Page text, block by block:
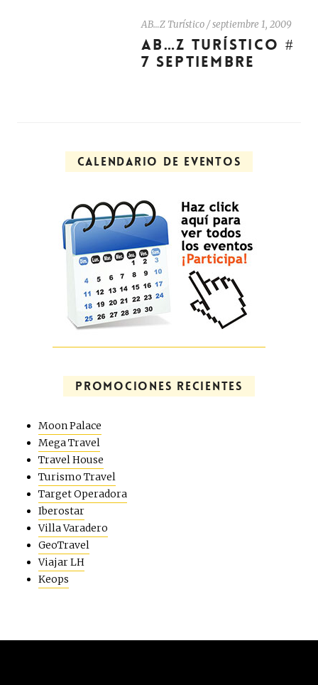
AB…Z Turístico/septiembre 1, 2009
AB…Z TURÍSTICO #
7 SEPTIEMBRE
CALENDARIO DE EVENTOS
PROMOCIONES RECIENTES
Moon Palace
Mega Travel
Travel House
Turismo Travel
Target Operadora
Iberostar
Villa Varadero
GeoTravel
Viajar LH
Keops